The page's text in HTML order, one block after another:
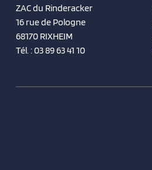
ZAC du Rinderacker
16 rue de Pologne
68170 RIXHEIM
Tél. :03 89 63 41 10